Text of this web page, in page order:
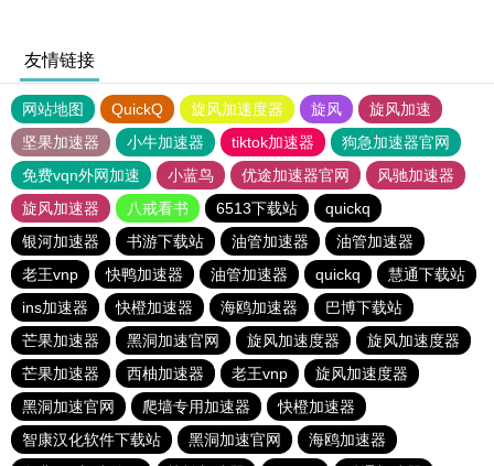
友情链接
网站地图 QuickQ 旋风加速度器 旋风
旋风加速
坚果加速器
小牛加速器 tiktok加速器
狗急加速器官网
免费vqn外网加速
小蓝鸟 优途加速器官网
风驰加速器
旋风加速器
八戒看书 6513下载站
quickq
银河加速器
书游下载站 油管加速器
油管加速器
老王vnp
快鸭加速器 油管加速器 quickq
慧通下载站
ins加速器
快橙加速器 海鸥加速器
巴博下载站
芒果加速器
黑洞加速官网 旋风加速度器
旋风加速度器
芒果加速器
西柚加速器 老王vnp
旋风加速度器
黑洞加速官网
爬墙专用加速器
快橙加速器
智康汉化软件下载站
黑洞加速官网
海鸥加速器